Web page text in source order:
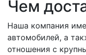
Чем
Наша компания
автомобилей, а
отношения с